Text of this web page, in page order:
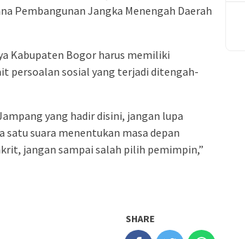
Pembangunan Jangka Menengah Daerah
Kabupaten Bogor harus memiliki
persoalan sosial yang terjadi ditengah-
yang hadir disini, jangan lupa
satu suara menentukan masa depan
jangan sampai salah pilih pemimpin,”
SHARE